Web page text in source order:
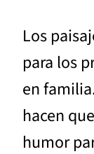
Los
para los
en
hacen
humor